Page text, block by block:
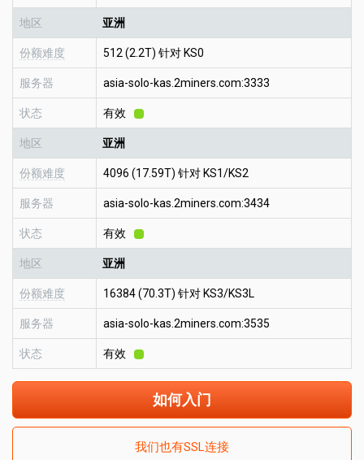
地区 亚洲
份额难度 512 (2.2T) 针对 KS0
服务器 asia-solo-kas.2miners.com:3333
状态 有效
地区 亚洲
份额难度 4096 (17.59T) 针对 KS1/KS2
服务器 asia-solo-kas.2miners.com:3434
状态 有效
地区 亚洲
份额难度 16384 (70.3T) 针对 KS3/KS3L
服务器 asia-solo-kas.2miners.com:3535
状态 有效
如何入门
我们也有SSL连接